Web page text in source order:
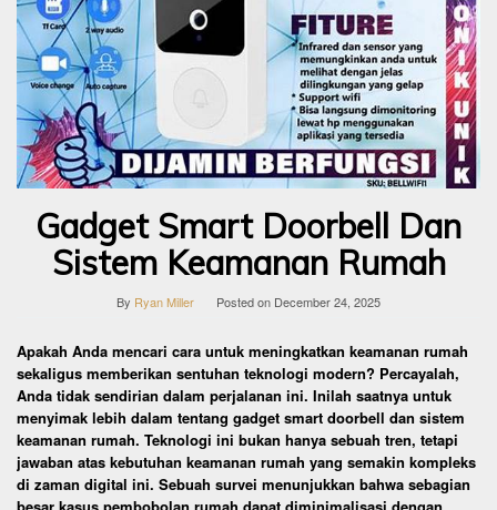
Gadget Smart Doorbell Dan
Sistem Keamanan Rumah
By Ryan Miller Posted on December 24, 2025
Apakah Anda mencari cara untuk meningkatkan keamanan rumah
sekaligus memberikan sentuhan teknologi modern? Percayalah,
Anda tidak sendirian dalam perjalanan ini. Inilah saatnya untuk
menyimak lebih dalam tentang gadget smart doorbell dan sistem
keamanan rumah. Teknologi ini bukan hanya sebuah tren, tetapi
jawaban atas kebutuhan keamanan rumah yang semakin kompleks
di zaman digital ini. Sebuah survei menunjukkan bahwa sebagian